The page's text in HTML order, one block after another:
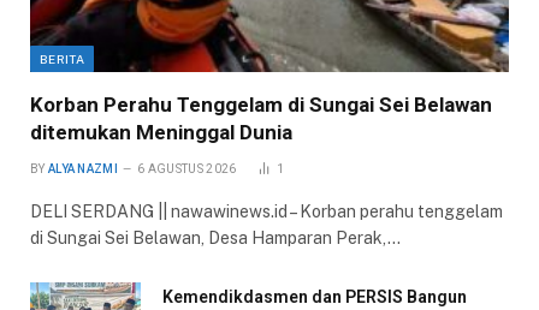
BERITA
Korban Perahu Tenggelam di Sungai Sei Belawan
ditemukan Meninggal Dunia
BY ALYA NAZMI 6 AGUSTUS 2026 1
DELI SERDANG || nawawinews.id – Korban perahu tenggelam
di Sungai Sei Belawan, Desa Hamparan Perak,…
Kemendikdasmen dan PERSIS Bangun